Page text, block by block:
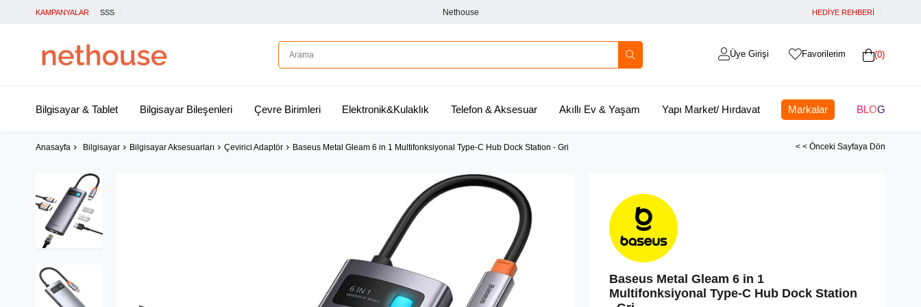
KAMPANYALAR SSS Nethouse HEDİYE REHBERİ
0
Favorilerim
Üye Girişi
Bilgisayar & Tablet Bilgisayar Bileşenleri Çevre Birimleri Elektronik&Kulaklık Telefon & Aksesuar Akıllı Ev & Yaşam Yapı Market/ Hırdavat Markalar BLOG
Anasayfa Bilgisayar Bilgisayar Aksesuarları Çevirici Adaptör Baseus Metal Gleam 6 in 1 Multifonksiyonal Type-C Hub Dock Station - Gri < < Önceki Sayfaya Dön
Baseus Metal Gleam 6 in 1
Multifonksiyonal Type-C Hub Dock Station